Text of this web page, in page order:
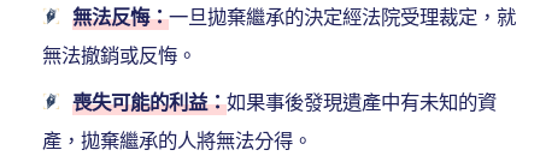
無法反悔：一旦拋棄繼承的決定經法院受理裁定，就
無法撤銷或反悔。
喪失可能的利益：如果事後發現遺產中有未知的資
產，拋棄繼承的人將無法分得。